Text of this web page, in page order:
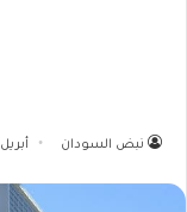
نبض السودان أبريل 21, 2026